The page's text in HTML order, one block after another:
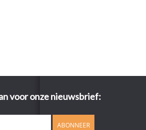
voor onze nieuwsbrief:
ABONNEER